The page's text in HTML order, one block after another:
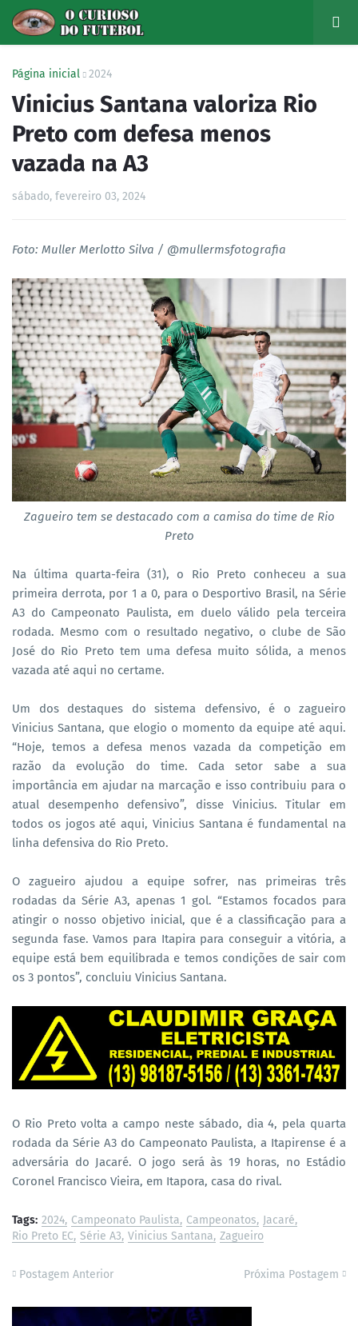
Página inicial 2024
Vinicius Santana valoriza Rio
Preto com defesa menos
vazada na A3
sábado, fevereiro 03, 2024
Foto: Muller Merlotto Silva / @mullermsfotografia
Zagueiro tem se destacado com a camisa do time de Rio
Preto
Na última quarta-feira (31), o Rio Preto conheceu a sua
primeira derrota, por 1 a 0, para o Desportivo Brasil, na Série
A3 do Campeonato Paulista, em duelo válido pela terceira
rodada. Mesmo com o resultado negativo, o clube de São
José do Rio Preto tem uma defesa muito sólida, a menos
vazada até aqui no certame.
Um dos destaques do sistema defensivo, é o zagueiro
Vinicius Santana, que elogio o momento da equipe até aqui.
“Hoje, temos a defesa menos vazada da competição em
razão da evolução do time. Cada setor sabe a sua
importância em ajudar na marcação e isso contribuiu para o
atual desempenho defensivo”, disse Vinicius. Titular em
todos os jogos até aqui, Vinicius Santana é fundamental na
linha defensiva do Rio Preto.
O zagueiro ajudou a equipe sofrer, nas primeiras três
rodadas da Série A3, apenas 1 gol. “Estamos focados para
atingir o nosso objetivo inicial, que é a classificação para a
segunda fase. Vamos para Itapira para conseguir a vitória, a
equipe está bem equilibrada e temos condições de sair com
os 3 pontos”, concluiu Vinicius Santana.
O Rio Preto volta a campo neste sábado, dia 4, pela quarta
rodada da Série A3 do Campeonato Paulista, a Itapirense é a
adversária do Jacaré. O jogo será às 19 horas, no Estádio
Coronel Francisco Vieira, em Itapora, casa do rival.
Tags: 2024 Campeonato Paulista Campeonatos Jacaré
Rio Preto EC Série A3 Vinicius Santana Zagueiro
Postagem Anterior Próxima Postagem